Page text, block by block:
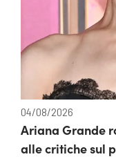
04/08/2026
Ariana Grande
alle critiche sul